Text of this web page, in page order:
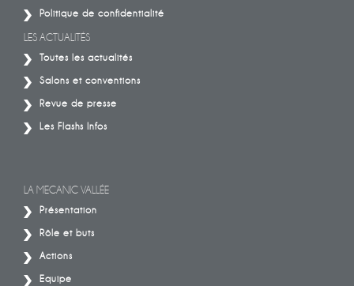
Politique de confidentialité
LES ACTUALITÉS
Toutes les actualités
Salons et conventions
Revue de presse
Les Flashs Infos
LA MECANIC VALLÉE
Présentation
Rôle et buts
Actions
Equipe